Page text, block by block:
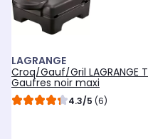
LAGRANGE
Croq/Gauf/Gril LAGRANGE
Gaufres noir maxi
4.3/5 (6)